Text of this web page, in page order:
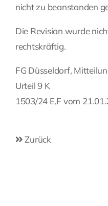
nicht zu beanstanden
Die Revision wurde
rechtskräftig.
FG Düsseldorf,
Urteil 9 K
1503/24 E,F vom
Zurück